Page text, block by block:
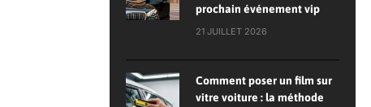
prochain événement vip
21 JUILLET 2026
Comment poser un film sur
vitre voiture : la méthode